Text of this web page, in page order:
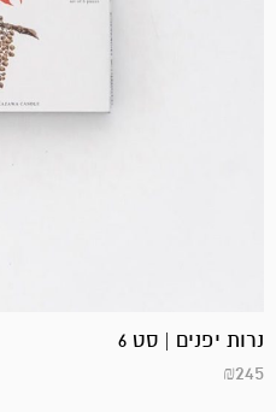
נרות יפנים | סט 6
₪245